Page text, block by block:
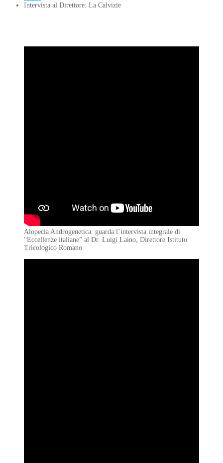
Intervista al Direttore: La Calvizie
Alopecia Androgenetica: guarda l’intervista integrale di
“Eccellenze italiane” al Dr. Luigi Laino, Direttore Istituto
Tricologico Romano